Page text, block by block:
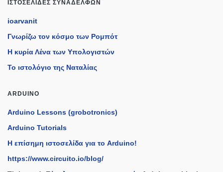
ΙΣΤΟΣΕΛΊΔΕΣ ΣΥΝΑΔΈΛΦΩΝ
ioarvanit
Γνωρίζω τον κόσμο των Ρομπότ
Η κυρία Λένα των Υπολογιστών
Το ιστολόγιο της Ναταλίας
ARDUINO
Arduino Lessons (grobotronics)
Arduino Tutorials
H επίσημη ιστοσελίδα για το Arduino!
https://www.circuito.io/blog/